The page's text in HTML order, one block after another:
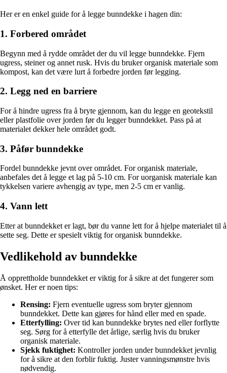
Her er en enkel guide for å legge bunndekke i hagen din:
1. Forbered området
Begynn med å rydde området der du vil legge bunndekke. Fjern
ugress, steiner og annet rusk. Hvis du bruker organisk materiale som
kompost, kan det være lurt å forbedre jorden før legging.
2. Legg ned en barriere
For å hindre ugress fra å bryte gjennom, kan du legge en geotekstil
eller plastfolie over jorden før du legger bunndekket. Pass på at
materialet dekker hele området godt.
3. Påfør bunndekke
Fordel bunndekke jevnt over området. For organisk materiale,
anbefales det å legge et lag på 5-10 cm. For uorganisk materiale kan
tykkelsen variere avhengig av type, men 2-5 cm er vanlig.
4. Vann lett
Etter at bunndekket er lagt, bør du vanne lett for å hjelpe materialet til å
sette seg. Dette er spesielt viktig for organisk bunndekke.
Vedlikehold av bunndekke
Å opprettholde bunndekket er viktig for å sikre at det fungerer som
ønsket. Her er noen tips:
Rensing: Fjern eventuelle ugress som bryter gjennom
bunndekket. Dette kan gjøres for hånd eller med en spade.
Etterfylling: Over tid kan bunndekke brytes ned eller forflytte
seg. Sørg for å etterfylle det årlige, særlig hvis du bruker
organisk materiale.
Sjekk fuktighet: Kontroller jorden under bunndekket jevnlig
for å sikre at den forblir fuktig. Juster vanningsmønstre hvis
nødvendig.